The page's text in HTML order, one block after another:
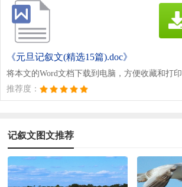
《元旦记叙文(精选15篇).doc》
将本文的Word文档下载到电脑，方便收藏和打印
推荐度：
记叙文图文推荐